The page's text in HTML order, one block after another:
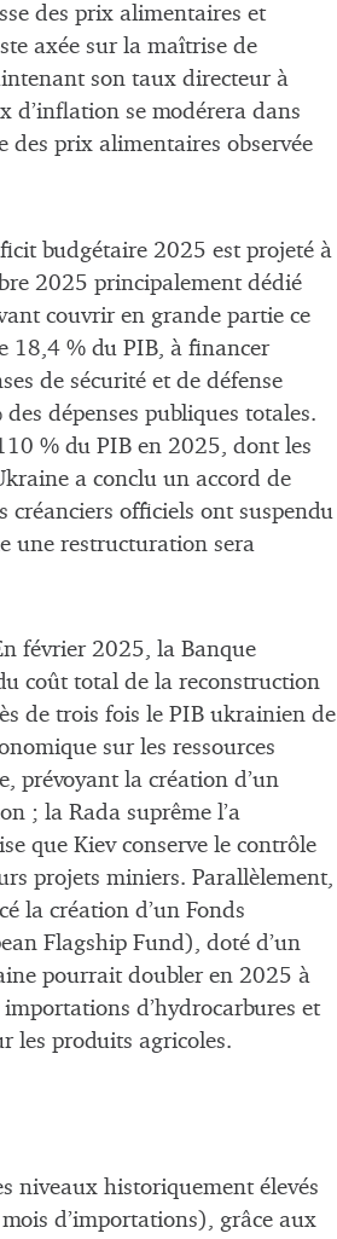
des prix alimentaires et
axée sur la maîtrise de
son taux directeur à
d’inflation se modérera dans
des prix alimentaires observée
budgétaire 2025 est projeté à
2025 principalement dédié
couvrir en grande partie ce
18,4 % du PIB, à financer
de sécurité et de défense
dépenses publiques totales.
% du PIB en 2025, dont les
a conclu un accord de
officiels ont suspendu
une restructuration sera
février 2025, la Banque
coût total de la reconstruction
de trois fois le PIB ukrainien de
sur les ressources
prévoyant la création d’un
; la Rada suprême l’a
que Kiev conserve le contrôle
projets miniers. Parallèlement,
la création d’un Fonds
Flagship Fund), doté d’un
pourrait doubler en 2025 à
d’hydrocarbures et
les produits agricoles.
niveaux historiquement élevés
d’importations), grâce aux